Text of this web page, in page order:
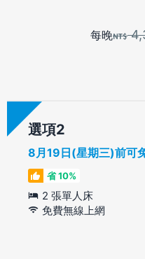
每晚
選項
8月19日(星期三)前可
省 10%
2 張單人床
免費無線上網